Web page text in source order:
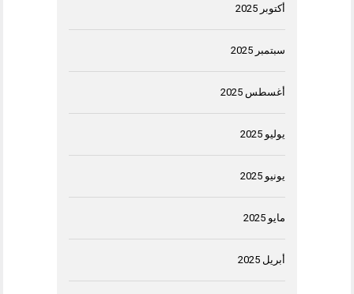
أكتوبر 2025
سبتمبر 2025
أغسطس 2025
يوليو 2025
يونيو 2025
مايو 2025
أبريل 2025